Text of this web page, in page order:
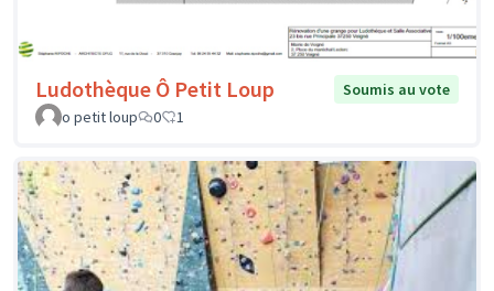
Ludothèque Ô Petit Loup
Soumis au vote
o petit loup
0 1